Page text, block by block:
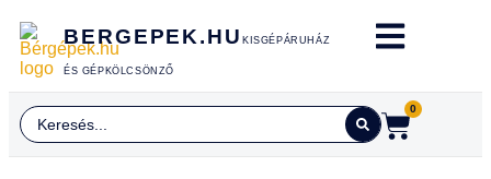
BERGEPEK.HU KISGÉPÁRUHÁZ
ÉS GÉPKÖLCSÖNZŐ
0